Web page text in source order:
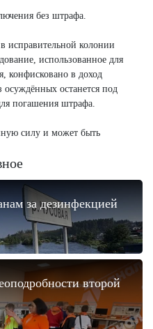
без штрафа.
исправительной колонии
использованное для
конфисковано в доход
осуждённых останется под
погашения штрафа.
силу и может быть
за дезинфекцией
второй